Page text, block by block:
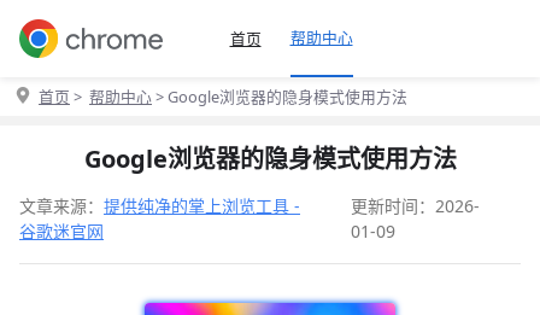
首页 帮助中心
首页 > 帮助中心> Google浏览器的隐身模式使用方法
Google浏览器的隐身模式使用方法
文章来源： 提供纯净的掌上浏览工具 -
谷歌迷官网
更新时间：2026-
01-09